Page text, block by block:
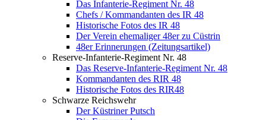
Das Infanterie-Regiment Nr. 48
Chefs / Kommandanten des IR 48
Historische Fotos des IR 48
Der Verein ehemaliger 48er zu Cüstrin
48er Erinnerungen (Zeitungsartikel)
Reserve-Infanterie-Regiment Nr. 48
Das Reserve-Infanterie-Regiment Nr. 48
Kommandanten des RIR 48
Historische Fotos des RIR48
Schwarze Reichswehr
Der Küstriner Putsch